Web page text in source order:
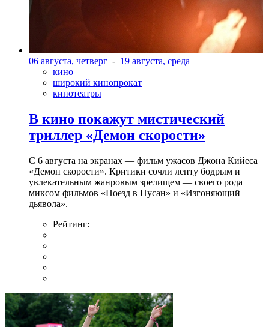
06 августа, четверг - 19 августа, среда
кино
широкий кинопрокат
кинотеатры
В кино покажут мистический
триллер «Демон скорости»
С 6 августа на экранах — фильм ужасов Джона Кийеса
«Демон скорости». Критики сочли ленту бодрым и
увлекательным жанровым зрелищeм — своего рода
миксом фильмов «Поезд в Пусан» и «Изгоняющий
дьявола».
Рейтинг: